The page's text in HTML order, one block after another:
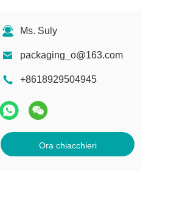
Ms. Suly
packaging_o@163.com
+8618929504945
Ora chiacchieri